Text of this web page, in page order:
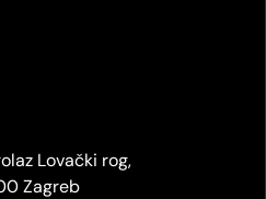
Lovački rog,
Zagreb